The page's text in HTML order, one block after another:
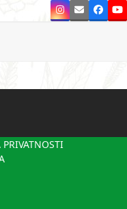
Instagram
Email